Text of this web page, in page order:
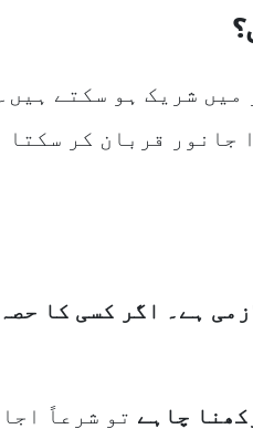
شریک ہو سکتے
قربان کر سکتا
ہے۔ اگر کسی کا
چاہے تو شرعاً